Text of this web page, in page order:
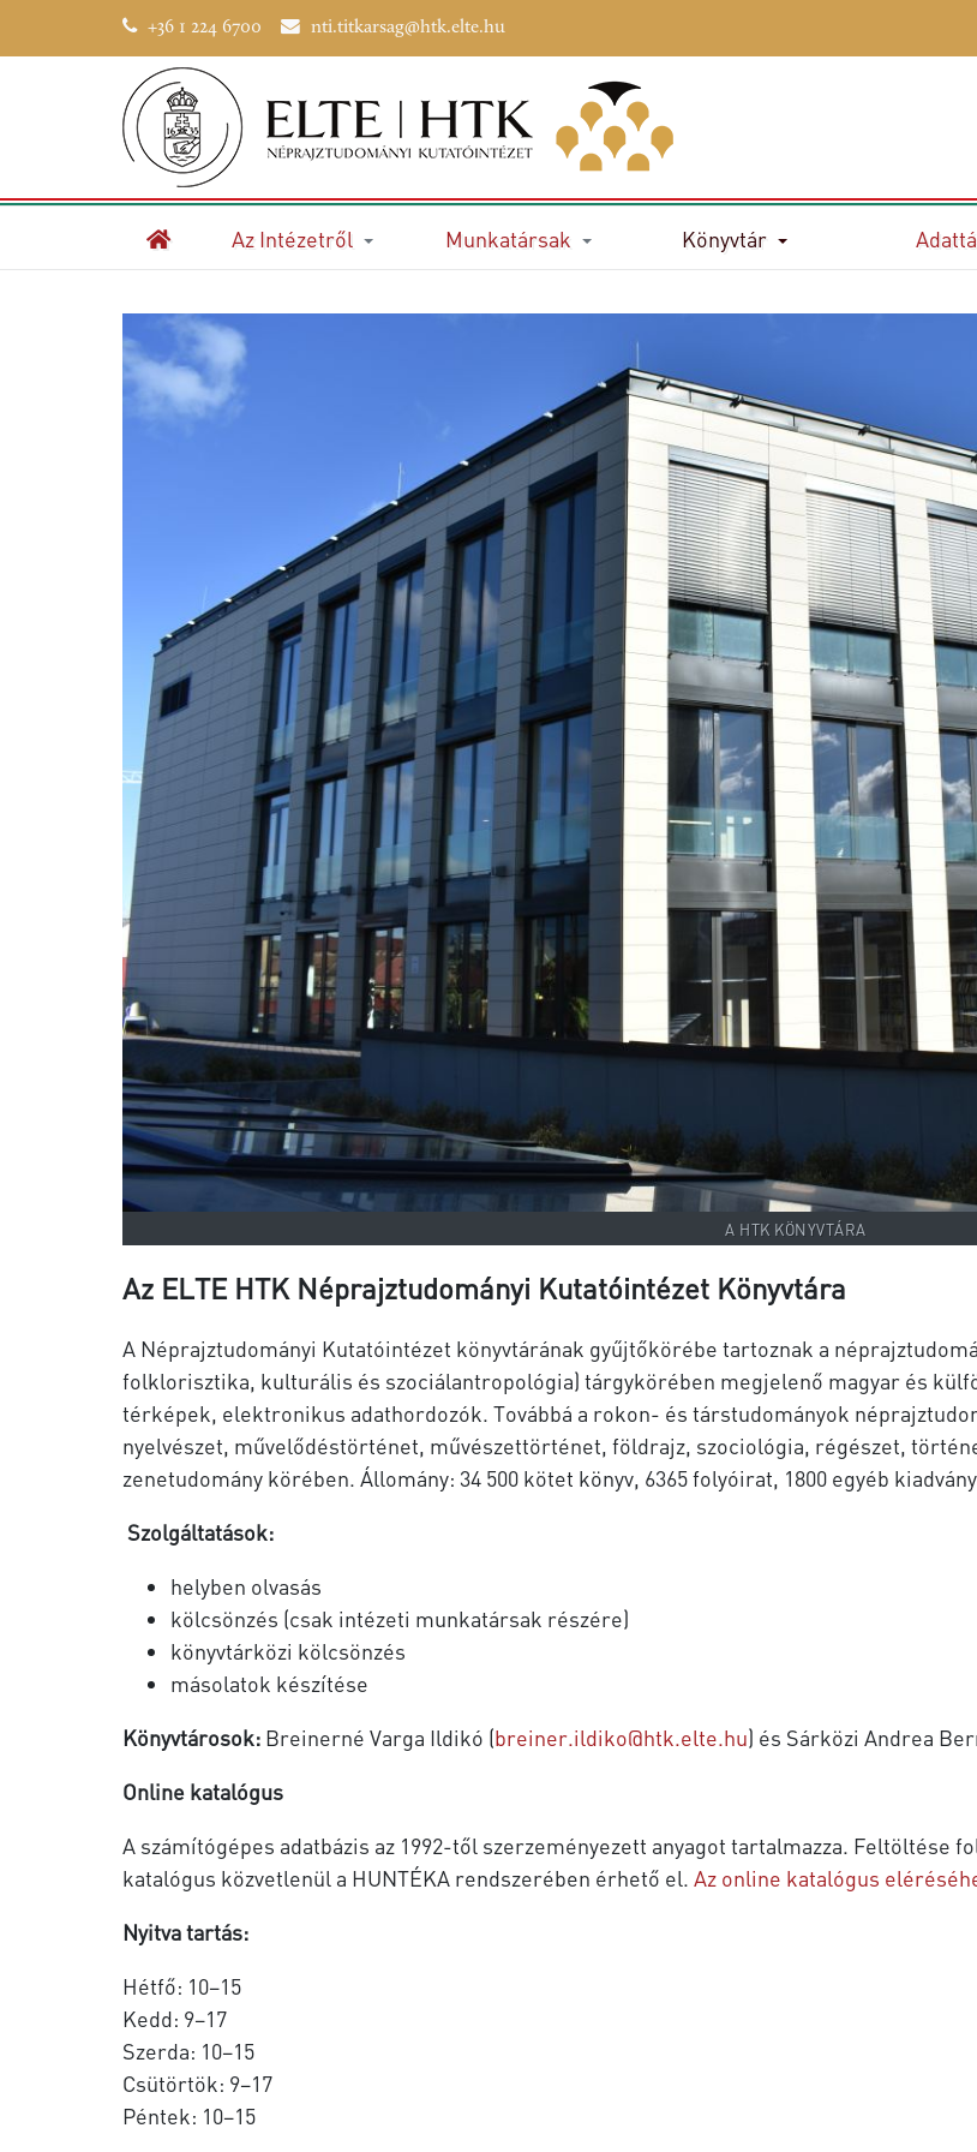
+36 1 224 6700 nti.titkarsag@htk.elte.hu
Kezdőlap
Az Intézetről Munkatársak Könyvtár
A HTK KÖNYVTÁRA
Az ELTE HTK Néprajztudományi Kutatóintézet Könyvtára
A Néprajztudományi Kutatóintézet könyvtárának gyűjtőkörébe tartoznak a
folklorisztika, kulturális és szociálantropológia) tárgykörében megjelenő magyar és
térképek, elektronikus adathordozók. Továbbá a rokon- és társtudományok
nyelvészet, művelődéstörténet, művészettörténet, földrajz, szociológia, régészet,
zenetudomány körében. Állomány: 34 500 kötet könyv, 6365 folyóirat, 1800 egyéb
Szolgáltatások:
helyben olvasás
kölcsönzés (csak intézeti munkatársak részére)
könyvtárközi kölcsönzés
másolatok készítése
Könyvtárosok: Breinerné Varga Ildikó (breiner.ildiko@htk.elte.hu) és Sárközi Andrea
Online katalógus
A számítógépes adatbázis az 1992-től szerzeményezett anyagot tartalmazza. Feltöltése
katalógus közvetlenül a HUNTÉKA rendszerében érhető el. Az online katalógus
Nyitva tartás:
Hétfő: 10–15
Kedd: 9–17
Szerda: 10–15
Csütörtök: 9–17
Péntek: 10–15